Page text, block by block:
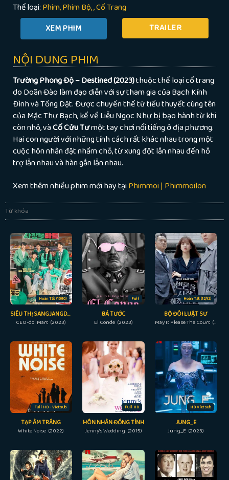
Thể loại: Phim Phim Bộ ,Cổ Trang
TRAILER
NỘI DUNG PHIM
Trường Phong Độ – Destined (2023)thuộc thể loại cổ trang
do Doãn Đào làm đạo diễn với sự tham gia của Bạch Kính
Đình và Tống Dật. Được chuyển thể từ tiểu thuyết cùng tên
của Mặc Thư Bạch, kể về Liễu Ngọc Như bị bạo hành từ khi
còn nhỏ, vàCố Cửu Tưmột tay chơi nổi tiếng ở địa phương.
Hai con người với những tính cách rất khác nhau trong một
cuộc hôn nhân đặt nhầm chỗ, từ xung đột lẫn nhau đến hỗ
trợ lẫn nhau và hàn gắn lẫn nhau.
Xem thêm nhiều phim mới hay tạiPhimmoi | Phimmoilon
Từ khóa
Hoàn Tất (10/10)
SIÊU THỊ SANGJANGDOL
CEO-dol Mart (2023)
Full
BÁ TƯỚC
El Conde (2023)
Hoàn Tất (12/12)
BỘ ĐÔI LUẬT SƯ
May It Please The Court (2022)
Full HD - Vietsub
TẠP ÂM TRẮNG
White Noise (2022)
Full HD
HÔN NHÂN ĐỒNG TÍNH
Jenny's Wedding (2015)
HD Vietsub
JUNG_E
Jung_E (2023)